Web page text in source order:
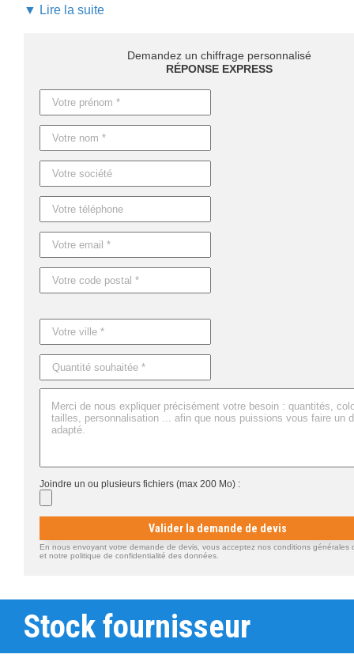
Lorsque vous choisissez de personnaliser ce bracelet, vous bénéficiez
Ne manquez pas cette opportunitéd'ajouter une touche personnelle
un élément central de votre stratégie
Concernant lesdélais de production
d'une production en express ?
Caractéristiques du produit :
Référence : MO8913
Nom : EVENT
Dimensions : Ø6X1CM
▼ Lire la suite
Demandez un chiffrage personnalisé
RÉPONSE EXPRESS
Joindre un ou plusieurs fichiers (max 200 Mo) :
Valider la demande de devis
En nous envoyant votre demande de devis, vous acceptez nos conditions générales
et notre politique de confidentialité des données.
Stock fournisseur